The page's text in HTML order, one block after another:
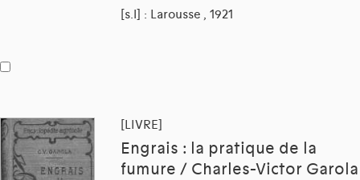
[s.l] : Larousse , 1921
[LIVRE]
Engrais : la pratique de la
fumure / Charles-Victor Garola